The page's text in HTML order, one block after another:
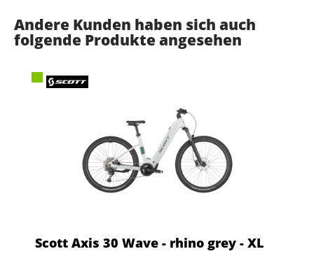
Andere Kunden haben sich auch
folgende Produkte angesehen
Scott Axis 30 Wave - rhino grey - XL